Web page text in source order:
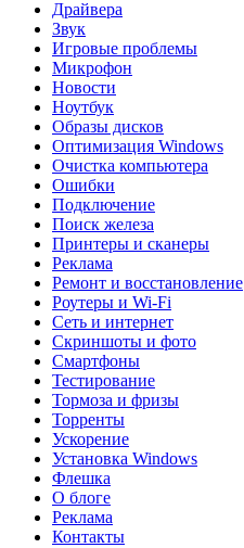
Драйвера
Звук
Игровые проблемы
Микрофон
Новости
Ноутбук
Образы дисков
Оптимизация Windows
Очистка компьютера
Ошибки
Подключение
Поиск железа
Принтеры и сканеры
Реклама
Ремонт и восстановление
Роутеры и Wi-Fi
Сеть и интернет
Скриншоты и фото
Смартфоны
Тестирование
Тормоза и фризы
Торренты
Ускорение
Установка Windows
Флешка
О блоге
Реклама
Контакты